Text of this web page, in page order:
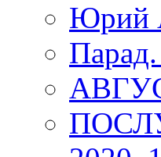
Юрий